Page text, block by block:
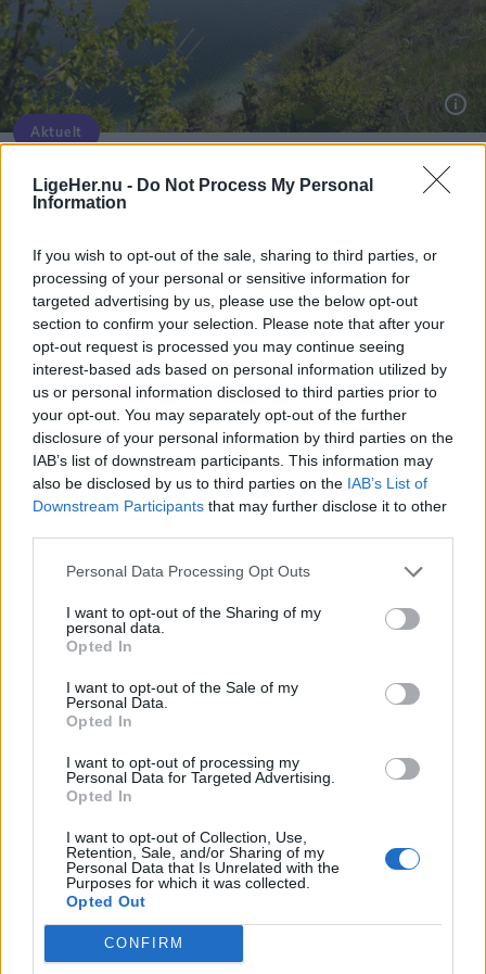
LigeHer.nu - Do Not Process My Personal
Information
If you wish to opt-out of the sale, sharing to third parties, or
processing of your personal or sensitive information for
targeted advertising by us, please use the below opt-out
section to confirm your selection. Please note that after your
opt-out request is processed you may continue seeing
interest-based ads based on personal information utilized by
us or personal information disclosed to third parties prior to
your opt-out. You may separately opt-out of the further
disclosure of your personal information by third parties on the
IAB’s list of downstream participants. This information may
also be disclosed by us to third parties on the IAB’s List of
Downstream Participants that may further disclose it to other
Personal Data Processing Opt Outs
I want to opt-out of the Sharing of my
personal data.
Opted In
I want to opt-out of the Sale of my
Personal Data.
Opted In
I want to opt-out of processing my
Personal Data for Targeted Advertising.
Opted In
I want to opt-out of Collection, Use,
Retention, Sale, and/or Sharing of my
Personal Data that Is Unrelated with the
Purposes for which it was collected.
Opted Out
CONFIRM
Aktuelt
Efter farlig episode i Kridtgraven:
Opfordringen er klar
Ida Bach Holm
Følg os på Discover
05. august 2026 kl. 15.32
AALBORG: Med sit turkisblå vand kan man nemt
drømme sig væk til et varmt, eksotisk sted, når
man besøger Kridtgraven i Hasseris.
Her er smukt, og det kan virke indbydende at tage
sig en dukkert i det klare vand.
blev det også mandag for to unge drenge.
Den dramatiske oplevelse fik øjenvidnet Maria
Ernst Bøgedal til at dele en klar opfordring på
Pas på!
Facebookskriver Maria Ernst Bøgedal om den
voldsomme episode:
- I går blev vores smukke kridtgrav rammen om
noget, jeg håber aldrig, vi kommer til at opleve
Del artikel
Kategorier
Events